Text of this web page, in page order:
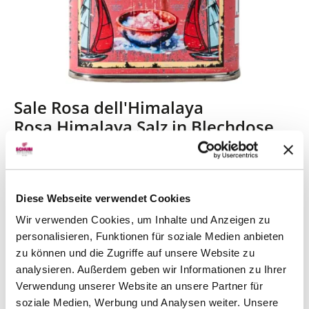
Diese Webseite verwendet Cookies
Wir verwenden Cookies, um Inhalte und Anzeigen zu
personalisieren, Funktionen für soziale Medien anbieten
zu können und die Zugriffe auf unsere Website zu
analysieren. Außerdem geben wir Informationen zu Ihrer
Verwendung unserer Website an unsere Partner für
soziale Medien, Werbung und Analysen weiter. Unsere
Sale Rosa dell'Himalaya
Rosa Himalaya Salz in Blechdose
100g
Delikatessen | Italien
CHF 4.70
Artikel sofort lieferbar
inkl. 2.6% MwSt.
zzgl. Versandkosten
Detail